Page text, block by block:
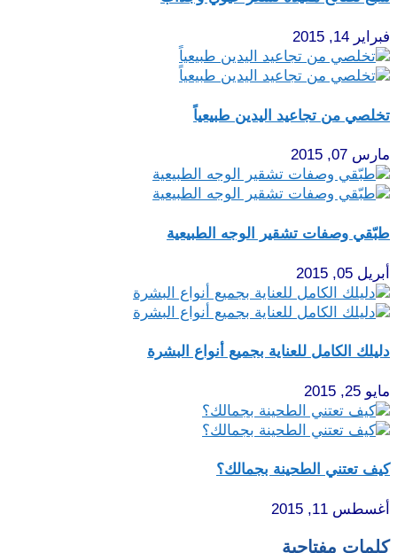
فبراير 14, 2015
تخلصي من تجاعيد اليدين طبيعياً
مارس 07, 2015
طبّقي وصفات تشقير الوجه الطبيعية
أبريل 05, 2015
دليلك الكامل للعناية بجميع أنواع البشرة
مايو 25, 2015
كيف تعتني الطحينة بجمالك؟
أغسطس 11, 2015
كلمات مفتاحية